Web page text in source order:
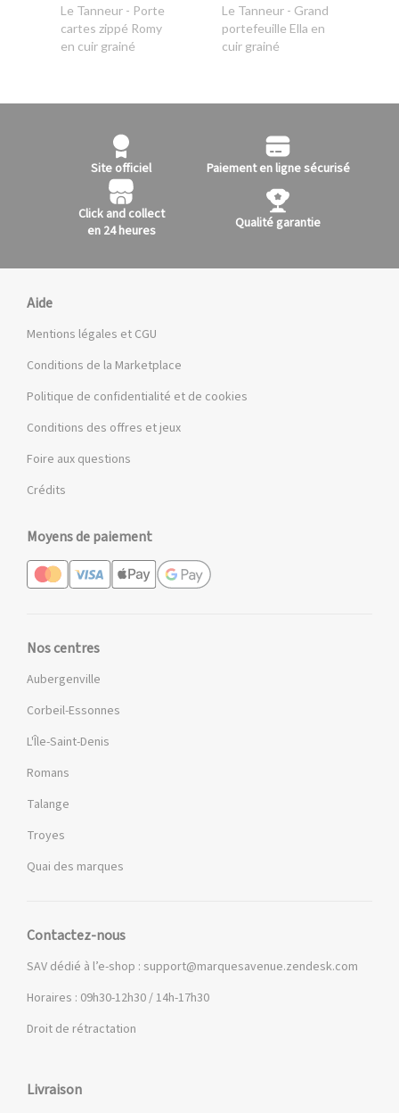
Le Tanneur - Porte
cartes zippé Romy
en cuir grainé
Le Tanneur- Grand
portefeuille Ella en
cuir grainé
Site officiel Paiement en ligne sécurisé
Click and collect
en 24 heures
Qualité garantie
Aide
Mentions légales et CGU
Conditions de la Marketplace
Politique de confidentialité et de cookies
Conditions des offres et jeux
Foire aux questions
Crédits
Moyens de paiement
Nos centres
Aubergenville
Corbeil-Essonnes
L'Île-Saint-Denis
Romans
Talange
Troyes
Quai des marques
Contactez-nous
SAV dédié à l’e-shop : support@marquesavenue.zendesk.com
Horaires : 09h30-12h30 / 14h-17h30
Droit de rétractation
Livraison